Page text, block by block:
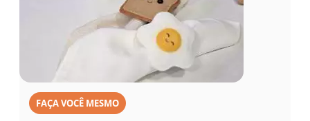
FAÇA VOCÊ MESMO